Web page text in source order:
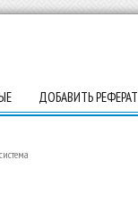
ДОБАВИТЬ РЕФЕРАТ